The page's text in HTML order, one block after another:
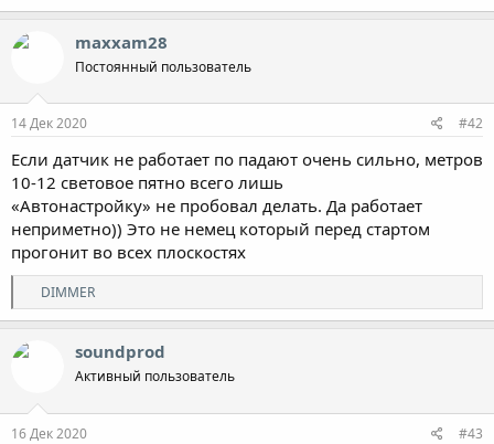
maxxam28
Постоянный пользователь
14 Дек 2020 #42
Если датчик не работает по падают очень сильно, метров
10-12 световое пятно всего лишь
«Автонастройку» не пробовал делать. Да работает
неприметно)) Это не немец который перед стартом
прогонит во всех плоскостях
Р
е
а
:
DIMMER
soundprod
Активный пользователь
16 Дек 2020 #43